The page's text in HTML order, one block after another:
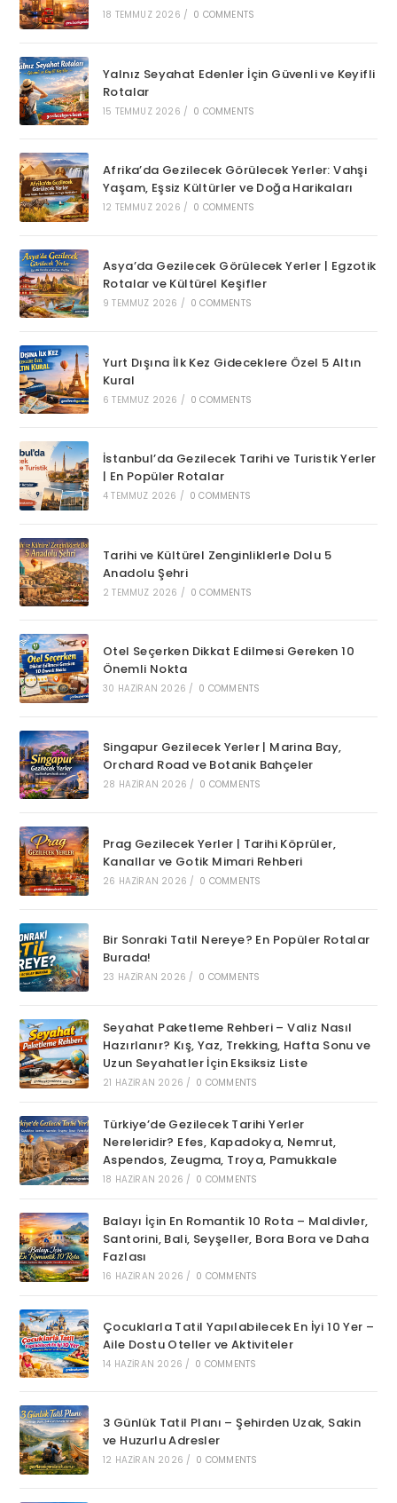
18 TEMMUZ 2026 / 0 COMMENTS
Yalnız Seyahat Edenler İçin Güvenli ve Keyifli
Rotalar
15 TEMMUZ 2026 / 0 COMMENTS
Afrika’da Gezilecek Görülecek Yerler: Vahşi
Yaşam, Eşsiz Kültürler ve Doğa Harikaları
12 TEMMUZ 2026 / 0 COMMENTS
Asya’da Gezilecek Görülecek Yerler | Egzotik
Rotalar ve Kültürel Keşifler
9 TEMMUZ 2026 / 0 COMMENTS
Yurt Dışına İlk Kez Gideceklere Özel 5 Altın
Kural
6 TEMMUZ 2026 / 0 COMMENTS
İstanbul’da Gezilecek Tarihi ve Turistik Yerler
| En Popüler Rotalar
4 TEMMUZ 2026 / 0 COMMENTS
Tarihi ve Kültürel Zenginliklerle Dolu 5
Anadolu Şehri
2 TEMMUZ 2026 / 0 COMMENTS
Otel Seçerken Dikkat Edilmesi Gereken 10
Önemli Nokta
30 HAZIRAN 2026 / 0 COMMENTS
Singapur Gezilecek Yerler | Marina Bay,
Orchard Road ve Botanik Bahçeler
28 HAZIRAN 2026 / 0 COMMENTS
Prag Gezilecek Yerler | Tarihi Köprüler,
Kanallar ve Gotik Mimari Rehberi
26 HAZIRAN 2026 / 0 COMMENTS
Bir Sonraki Tatil Nereye? En Popüler Rotalar
Burada!
23 HAZIRAN 2026 / 0 COMMENTS
Seyahat Paketleme Rehberi – Valiz Nasıl
Hazırlanır? Kış, Yaz, Trekking, Hafta Sonu ve
Uzun Seyahatler İçin Eksiksiz Liste
21 HAZIRAN 2026 / 0 COMMENTS
Türkiye’de Gezilecek Tarihi Yerler
Nereleridir? Efes, Kapadokya, Nemrut,
Aspendos, Zeugma, Troya, Pamukkale
18 HAZIRAN 2026 / 0 COMMENTS
Balayı İçin En Romantik 10 Rota – Maldivler,
Santorini, Bali, Seyşeller, Bora Bora ve Daha
Fazlası
16 HAZIRAN 2026 / 0 COMMENTS
Çocuklarla Tatil Yapılabilecek En İyi 10 Yer –
Aile Dostu Oteller ve Aktiviteler
14 HAZIRAN 2026 / 0 COMMENTS
3 Günlük Tatil Planı – Şehirden Uzak, Sakin
ve Huzurlu Adresler
12 HAZIRAN 2026 / 0 COMMENTS